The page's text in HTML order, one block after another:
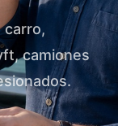
carro,
camiones